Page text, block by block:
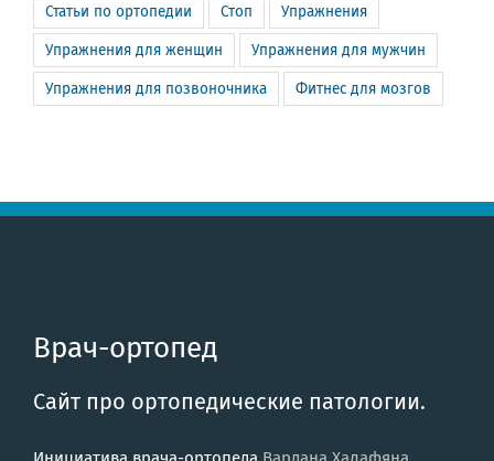
Статьи по ортопедии Стоп Упражнения
Упражнения для женщин Упражнения для мужчин
Упражнения для позвоночника Фитнес для мозгов
Врач-ортопед
Сайт про ортопедические патологии.